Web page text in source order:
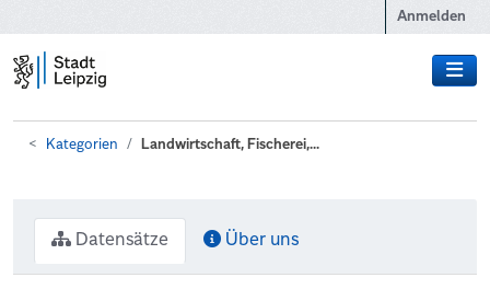
Anmelden
Kategorien Landwirtschaft, Fischerei,...
Datensätze Über uns